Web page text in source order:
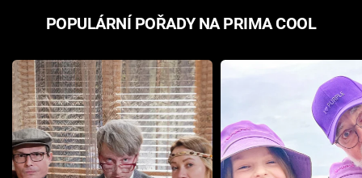
POPULÁRNÍ POŘADY NA PRIMA COOL